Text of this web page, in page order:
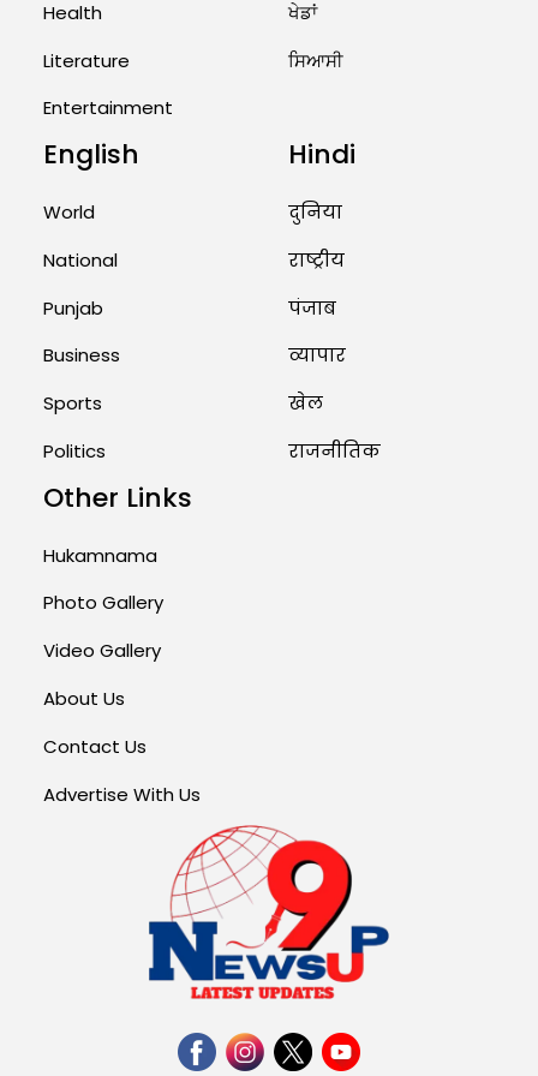
US Advises Citizens to Leave
West Asia: Hints of Major
Military Attack...
August 2, 2026 11:04 AM
Unique Wedding: Twin Sisters
Priests Conducting Rituals...
August 1, 2026 11:24 AM
Health
Literature
Entertainment
ਖੇਡਾਂ
ਸਿਆਸੀ
English
World
National
Punjab
Business
Sports
Politics
Hindi
दुनिया
राष्ट्रीय
पंजाब
व्यापार
खेल
राजनीतिक
Other Links
Hukamnama
Photo Gallery
Video Gallery
About Us
Contact Us
Advertise With Us